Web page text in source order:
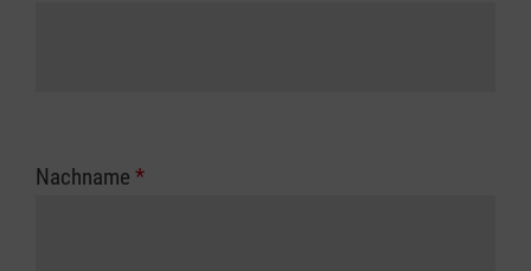
Nachname *